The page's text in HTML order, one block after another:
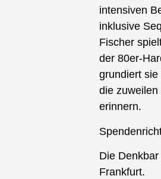
intensiven
inklusive
Fischer
der 80er-
grundiert sie
die
erinnern.
Die
Frankfurt.